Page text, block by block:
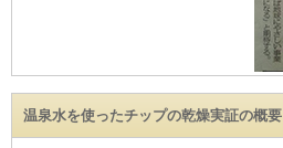
温泉水を使ったチップの乾燥実証の概